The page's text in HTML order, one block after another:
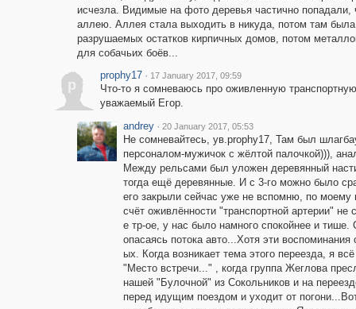
исчезла. Видимые на фото деревья частично попадали,
аллею. Аллея стала выходить в никуда, потом там была
разрушаемых остатков кирпичных домов, потом
для собачьих боёв...
p
prophy17 · 17 January 2017, 09:59
Что-то я сомневаюсь про оживленную
уважаемый Егор.
andrey · 20 January 2017, 05:53
Не сомневайтесь, ув.prophy17, Там был
персоналом-мужичок с жёлтой палочкой))),
Между рельсами был уложен деревянный
тогда ещё деревянные. И с 3-го можно было
его закрыли сейчас уже не вспомню, по
счёт оживлённости "транспортной артерии"
е тр-ое, у нас было намного спокойнее и
опасаясь потока авто...Хотя эти
ых. Когда возникает тема этого переезда, я
"Место встречи..." , когда группа Жеглова
нашей "Булочной" из Сокольников и на
перед идущим поездом и уходит от